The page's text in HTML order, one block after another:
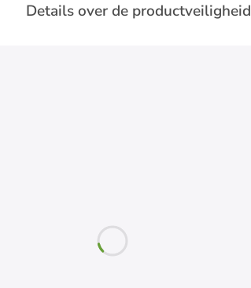
Details over de productveiligheid